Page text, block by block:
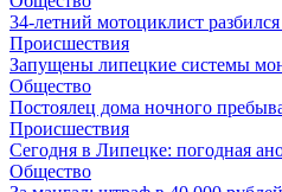
34-летний мотоциклист
Происшествия
Запущены липецкие системы
Общество
Постоялец дома ночного
Происшествия
Сегодня в Липецке: погодная
Общество